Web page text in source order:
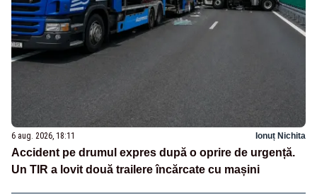
6 aug. 2026, 18:11 Ionuț Nichita
Accident pe drumul expres după o oprire de urgență.
Un TIR a lovit două trailere încărcate cu mașini